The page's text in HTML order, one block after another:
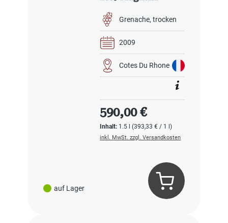
auf Lager
Grenache trocken
2009
Cotes Du Rhone
Inhalt: 1.5 l(393,33 € / 1 l)
Regulärer Preis:
590,00 €
inkl. MwSt. zzgl. Versandkosten